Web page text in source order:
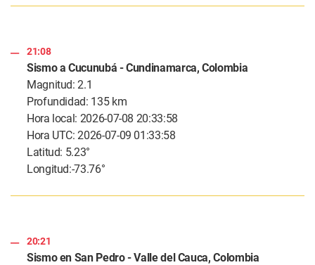
21:08
Sismo a Cucunubá - Cundinamarca, Colombia
Magnitud: 2.1
Profundidad: 135 km
Hora local: 2026-07-08 20:33:58
Hora UTC: 2026-07-09 01:33:58
Latitud: 5.23°
Longitud:-73.76°
20:21
Sismo en San Pedro - Valle del Cauca, Colombia